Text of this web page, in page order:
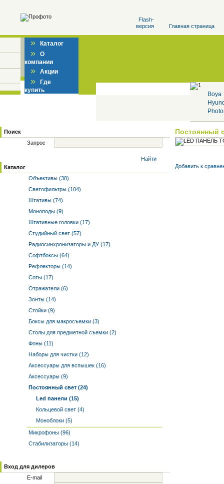
Flash-
версия
Главная страница
» Каталог
» О
компании
» Акции
» Где
купить
Boya
Поиск
Запрос
Найти
Каталог
Объективы (38)
Светофильтры (104)
Штативы (74)
Моноподы (9)
Штативные головки (17)
Студийный свет (57)
Радиосинхронизаторы и ДУ (17)
Софтбоксы (64)
Рефлекторы (14)
Соты (17)
Отражатели (6)
Зонты (14)
Стойки (9)
Боксы для макросъемки (3)
Столы для предметной съемки (2)
Фоны (11)
Наборы для чистки (12)
Аксессуары для вспышек (16)
Аксессуары (9)
Постоянный свет (24)
Led панели (15)
Кольцевой свет (4)
Моноблоки (5)
Микрофоны (96)
Стабилизаторы (14)
Вход для дилеров
E-mail
Постоянный
Добавить к